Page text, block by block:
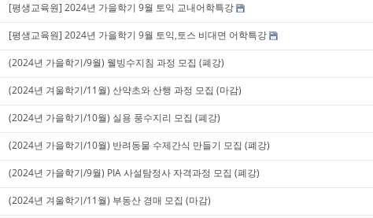
[평생교육원] 2024년 가을학기 9월 토익 교내어학특강
[평생교육원] 2024년 가을학기 9월 토익,토스 비대면 어학특강
(2024년 가을학기/9월) 웰빙수지침 과정 모집 (폐강)
(2024년 겨울학기/11월) 산약초와 산행 과정 모집 (마감)
(2024년 가을학기/10월) 실용 풍수지리 모집 (폐강)
(2024년 가을학기/10월) 반려동물 수제간식 만들기 모집 (폐강)
(2024년 가을학기/9월) PIA 사설탐정사 자격과정 모집 (폐강)
(2024년 겨울학기/11월) 부동산 경매 모집 (마감)